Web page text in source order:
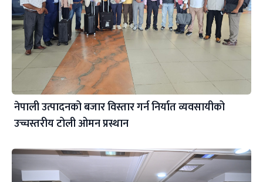
नेपाली उत्पादनको बजार विस्तार गर्न निर्यात व्यवसायीको
उच्चस्तरीय टोली ओमन प्रस्थान